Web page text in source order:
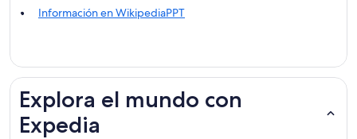
Información en WikipediaPPT
Explora el mundo con
Expedia